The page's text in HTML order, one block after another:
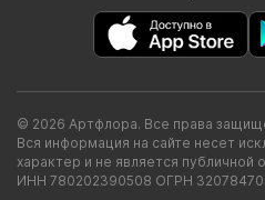
© 2026 Артфлора. Все права
Вся информация на сайте несет
характер и не является
ИНН 780202390508 ОГРН